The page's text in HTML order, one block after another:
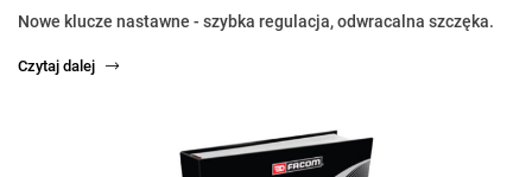
Nowe klucze nastawne - szybka regulacja, odwracalna szczęka.
Czytaj dalej